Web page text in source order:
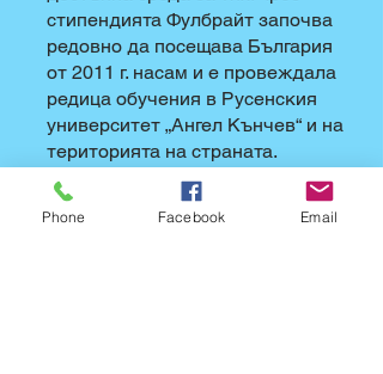
стипендията Фулбрайт започва
редовно да посещава България
от 2011 г. насам и е провеждала
редица обучения в Русенския
университет „Ангел Кънчев“ и на
територията на страната.
Почетен член е на Асоциацията
на българските ерготерапевти
(АБЕТ).
Phone Facebook Email